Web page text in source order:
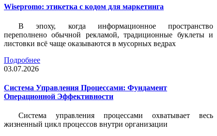
Wisepromo: этикетка c кодом для маркетинга
В эпоху, когда информационное пространство
переполнено обычной рекламой, традиционные буклеты и
листовки всё чаще оказываются в мусорных ведрах
Подробнее
03.07.2026
Система Управления Процессами: Фундамент
Операционной Эффективности
Система управления процессами охватывает весь
жизненный цикл процессов внутри организации